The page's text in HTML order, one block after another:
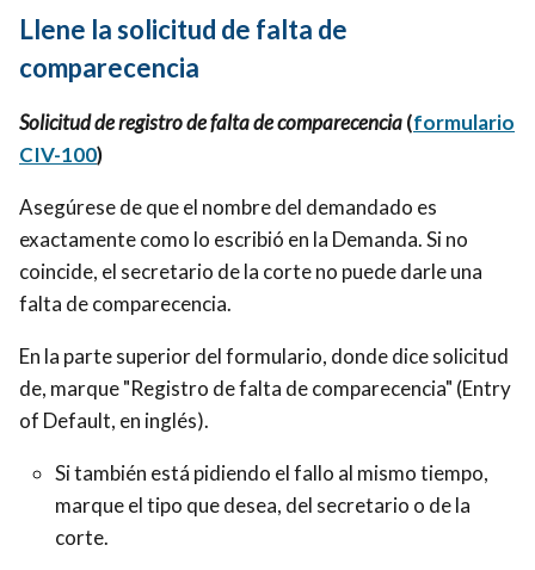
Llene la solicitud de falta de
comparecencia
Solicitud de registro de falta de comparecencia(formulario
CIV-100)
Asegúrese de que el nombre del demandado es
exactamente como lo escribió en la Demanda. Si no
coincide, el secretario de la corte no puede darle una
falta de comparecencia.
En la parte superior del formulario, donde dice solicitud
de, marque "Registro de falta de comparecencia" (Entry
of Default, en inglés).
Si también está pidiendo el fallo al mismo tiempo,
marque el tipo que desea, del secretario o de la
corte.